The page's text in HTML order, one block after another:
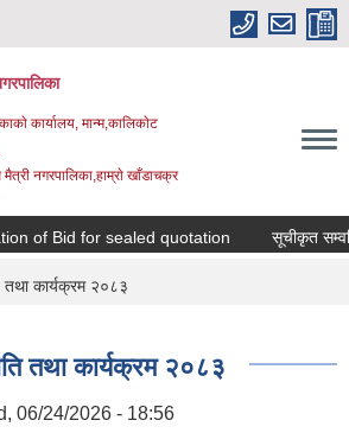
कार्यालय, मान्म,कालिकाेट
नगरपालिका,हाम्राे खाँडाचक्र
of Bid for sealed quotation सूचीकृत
कार्यक्रम २०८३
तथा कार्यक्रम २०८३
06/24/2026 - 18:56